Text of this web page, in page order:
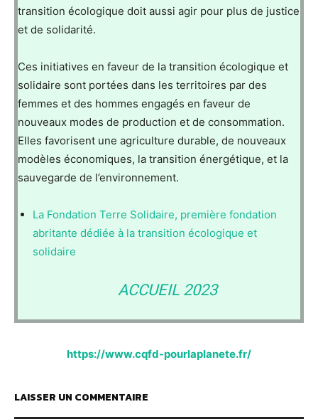
transition écologique doit aussi agir pour plus de justice
et de solidarité.
Ces initiatives en faveur de la transition écologique et
solidaire sont portées dans les territoires par des
femmes et des hommes engagés en faveur de
nouveaux modes de production et de consommation.
Elles favorisent une agriculture durable, de nouveaux
modèles économiques, la transition énergétique, et la
sauvegarde de l’environnement.
La Fondation Terre Solidaire, première fondation
abritante dédiée à la transition écologique et
solidaire
ACCUEIL 2023
https://www.cqfd-pourlaplanete.fr/
LAISSER UN COMMENTAIRE